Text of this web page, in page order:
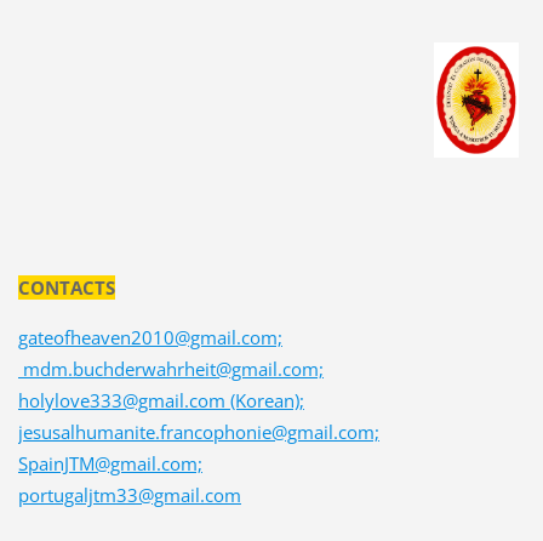
CONTACTS
gateofheaven2010@gmail.com;
mdm.buchderwahrheit@gmail.com;
holylove333@gmail.com (Korean);
jesusalhumanite.francophonie@gmail.com;
SpainJTM@gmail.com;
portugaljtm33@gmail.com